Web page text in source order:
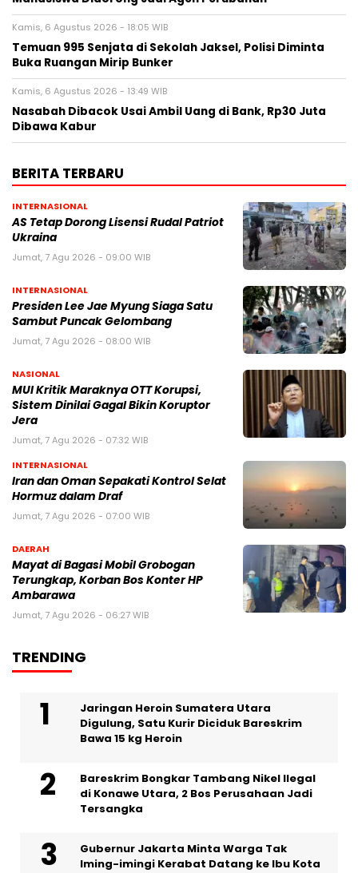
Kamis, 6 Agustus 2026 - 18:05 WIB
Temuan 995 Senjata di Sekolah Jaksel, Polisi Diminta
Buka Ruangan Mirip Bunker
Kamis, 6 Agustus 2026 - 13:49 WIB
Nasabah Dibacok Usai Ambil Uang di Bank, Rp30 Juta
Dibawa Kabur
BERITA TERBARU
INTERNASIONAL
AS Tetap Dorong Lisensi Rudal Patriot
Ukraina
Jumat, 7 Agu 2026 - 09:00 WIB
INTERNASIONAL
Presiden Lee Jae Myung Siaga Satu
Sambut Puncak Gelombang
Jumat, 7 Agu 2026 - 08:00 WIB
NASIONAL
MUI Kritik Maraknya OTT Korupsi,
Sistem Dinilai Gagal Bikin Koruptor
Jera
Jumat, 7 Agu 2026 - 07:32 WIB
INTERNASIONAL
Iran dan Oman Sepakati Kontrol Selat
Hormuz dalam Draf
Jumat, 7 Agu 2026 - 07:00 WIB
DAERAH
Mayat di Bagasi Mobil Grobogan
Terungkap, Korban Bos Konter HP
Ambarawa
Jumat, 7 Agu 2026 - 06:27 WIB
TRENDING
Jaringan Heroin Sumatera Utara
Digulung, Satu Kurir Diciduk Bareskrim
Bawa 15 kg Heroin
Bareskrim Bongkar Tambang Nikel Ilegal
di Konawe Utara, 2 Bos Perusahaan Jadi
Tersangka
Gubernur Jakarta Minta Warga Tak
Iming-imingi Kerabat Datang ke Ibu Kota